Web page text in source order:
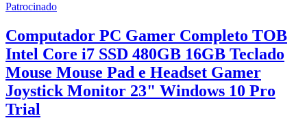
Patrocinado
Computador PC Gamer Completo TOB
Intel Core i7 SSD 480GB 16GB Teclado
Mouse Mouse Pad e Headset Gamer
Joystick Monitor 23" Windows 10 Pro
Trial